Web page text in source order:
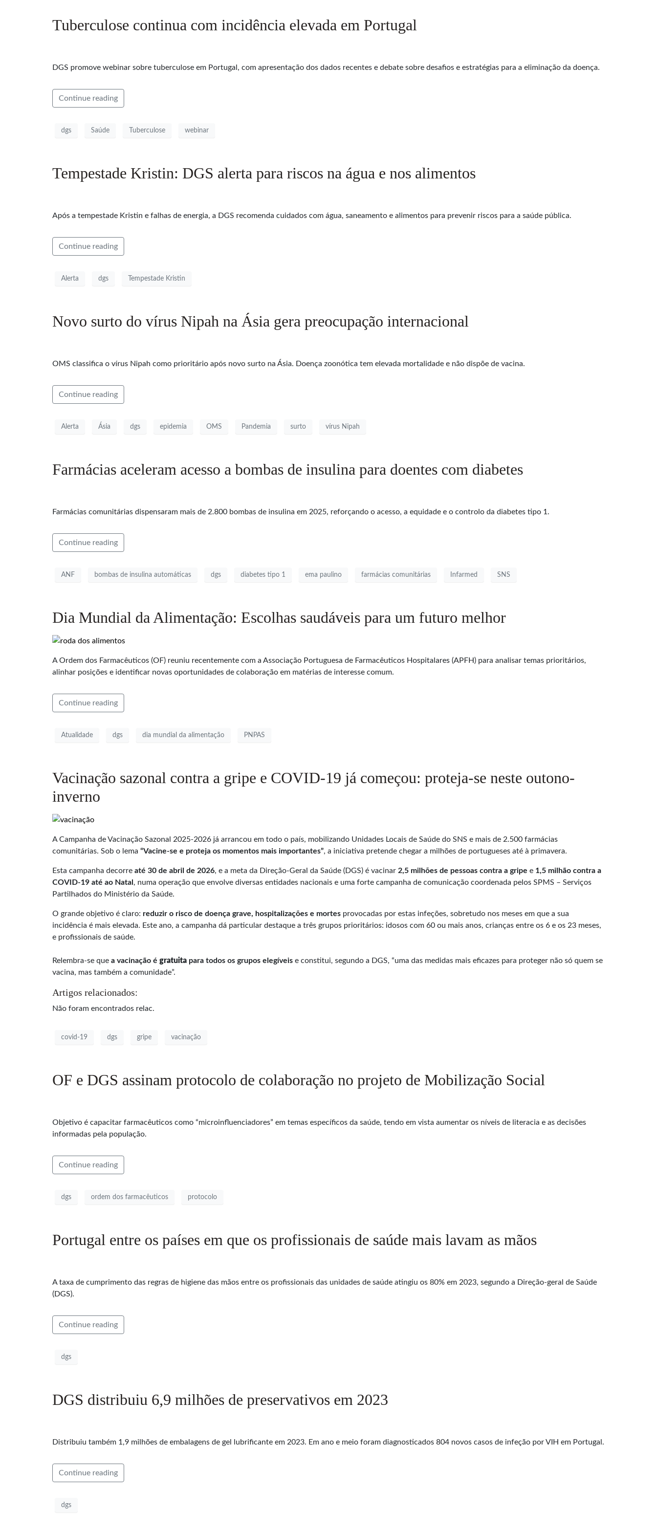
Tuberculose continua com incidência elevada em Portugal
DGS promove webinar sobre tuberculose em Portugal, com apresentação dos dados recentes e debate sobre desafios e estratégias para a eliminação da doença.
Continue reading
dgs Saúde Tuberculose webinar
Tempestade Kristin: DGS alerta para riscos na água e nos alimentos
Após a tempestade Kristin e falhas de energia, a DGS recomenda cuidados com água, saneamento e alimentos para prevenir riscos para a saúde pública.
Continue reading
Alerta dgs Tempestade Kristin
Novo surto do vírus Nipah na Ásia gera preocupação internacional
OMS classifica o vírus Nipah como prioritário após novo surto na Ásia. Doença zoonótica tem elevada mortalidade e não dispõe de vacina.
Continue reading
Alerta Ásia dgs epidemia OMS Pandemia surto vírus Nipah
Farmácias aceleram acesso a bombas de insulina para doentes com diabetes
Farmácias comunitárias dispensaram mais de 2.800 bombas de insulina em 2025, reforçando o acesso, a equidade e o controlo da diabetes tipo 1.
Continue reading
ANF bombas de insulina automáticas dgs diabetes tipo 1 ema paulino farmácias comunitárias Infarmed SNS
Dia Mundial da Alimentação: Escolhas saudáveis para um futuro melhor
A Ordem dos Farmacêuticos (OF) reuniu recentemente com a Associação Portuguesa de Farmacêuticos Hospitalares (APFH) para analisar temas prioritários,
alinhar posições e identificar novas oportunidades de colaboração em matérias de interesse comum.
Continue reading
Atualidade dgs dia mundial da alimentação PNPAS
Vacinação sazonal contra a gripe e COVID-19 já começou: proteja-se neste outono-
inverno
A Campanha de Vacinação Sazonal 2025-2026 já arrancou em todo o país, mobilizando Unidades Locais de Saúde do SNS e mais de 2.500 farmácias
comunitárias. Sob o lema “Vacine-se e proteja os momentos mais importantes”, a iniciativa pretende chegar a milhões de portugueses até à primavera.
Esta campanha decorre até 30 de abril de 2026, e a meta da Direção-Geral da Saúde (DGS) é vacinar 2,5 milhões de pessoas contra a gripe e 1,5 milhão contra a
COVID-19 até ao Natal , numa operação que envolve diversas entidades nacionais e uma forte campanha de comunicação coordenada pelos SPMS – Serviços
Partilhados do Ministério da Saúde.
O grande objetivo é claro: reduzir o risco de doença grave, hospitalizações e mortes provocadas por estas infeções, sobretudo nos meses em que a sua
incidência é mais elevada. Este ano, a campanha dá particular destaque a três grupos prioritários: idosos com 60 ou mais anos, crianças entre os 6 e os 23 meses,
e profissionais de saúde.
Relembra-se que a vacinação é gratuita para todos os grupos elegíveis e constitui, segundo a DGS, “uma das medidas mais eficazes para proteger não só quem se
vacina, mas também a comunidade”.
Artigos relacionados:
Não foram encontrados relac.
covid-19 dgs gripe vacinação
OF e DGS assinam protocolo de colaboração no projeto de Mobilização Social
Objetivo é capacitar farmacêuticos como “microinfluenciadores” em temas específicos da saúde, tendo em vista aumentar os níveis de literacia e as decisões
informadas pela população.
Continue reading
dgs ordem dos farmacêuticos protocolo
Portugal entre os países em que os profissionais de saúde mais lavam as mãos
A taxa de cumprimento das regras de higiene das mãos entre os profissionais das unidades de saúde atingiu os 80% em 2023, segundo a Direção-geral de Saúde
(DGS).
Continue reading
dgs
DGS distribuiu 6,9 milhões de preservativos em 2023
Distribuiu também 1,9 milhões de embalagens de gel lubrificante em 2023. Em ano e meio foram diagnosticados 804 novos casos de infeção por VIH em Portugal.
Continue reading
dgs